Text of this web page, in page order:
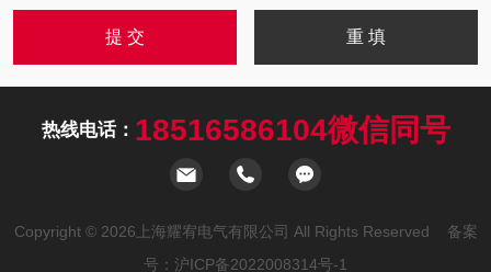
热线电话： 18516586104微信同号
Copyright © 2026上海耀宥电气有限公司 All Rights Reserved 备案
号： 沪ICP备2022008314号-1